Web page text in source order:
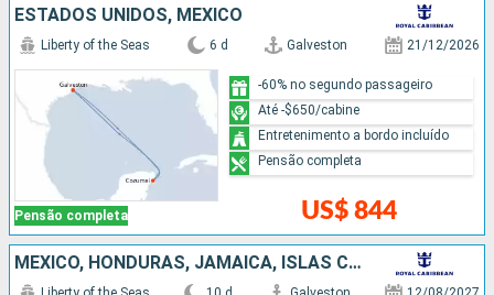
ESTADOS UNIDOS, MÉXICO
Pensão completa
Liberty of the Seas 6 d Galveston 21/12/2026
US$ 844
-60% no segundo passageiro
Até -$650/cabine
Entretenimento a bordo incluído
Pensão completa
MÉXICO, HONDURAS, JAMAICA, ISLAS CAIMÁN, ESTADOS UNIDOS